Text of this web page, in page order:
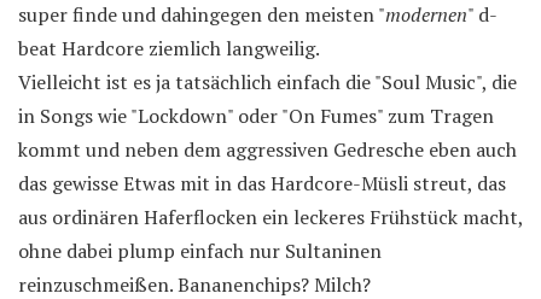
super finde und dahingegen den meisten "modernen" d-
beat Hardcore ziemlich langweilig.
Vielleicht ist es ja tatsächlich einfach die "Soul Music", die
in Songs wie "Lockdown" oder "On Fumes" zum Tragen
kommt und neben dem aggressiven Gedresche eben auch
das gewisse Etwas mit in das Hardcore-Müsli streut, das
aus ordinären Haferflocken ein leckeres Frühstück macht,
ohne dabei plump einfach nur Sultaninen
reinzuschmeißen. Bananenchips? Milch?